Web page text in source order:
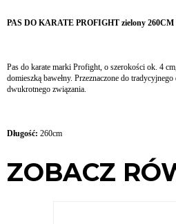
PAS DO KARATE PROFIGHT zielony 260CM
Pas do karate marki Profight, o szerokości ok. 4
domieszką bawełny. Przeznaczone do
dwukrotnego związania.
Długość: 260cm
ZOBACZ